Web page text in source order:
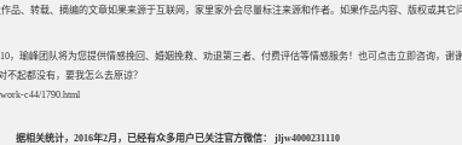
品、转载、摘编的文章如果来源于互联网，家里家外会尽量标注来源和作者。如果作品内容、版权或其它
，瑜峰团队将为您提供情感挽回、婚姻挽救、劝退第三者、付费评估等情感服务！也可点击立即咨询，谢
不起都没有，要我怎么去原谅？
c44/1790.html
据相关统计，2016年2月，已经有众多用户已关注官方微信： jljw4000231110